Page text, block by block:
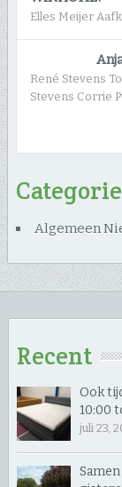
Elles Meijer
René Stevens
Stevens Corrie
Algemeen
Recent
Ook
10:00
juli 23,